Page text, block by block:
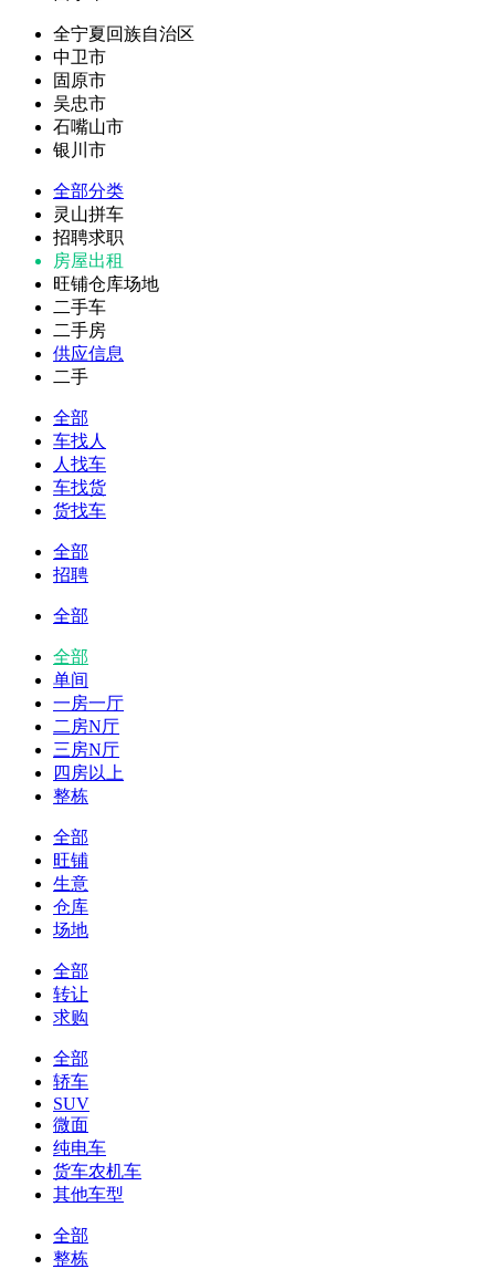
全宁夏回族自治区
中卫市
固原市
吴忠市
石嘴山市
银川市
全部分类
灵山拼车
招聘求职
房屋出租
旺铺仓库场地
二手车
二手房
供应信息
二手
全部
车找人
人找车
车找货
货找车
全部
招聘
全部
全部
单间
一房一厅
二房N厅
三房N厅
四房以上
整栋
全部
旺铺
生意
仓库
场地
全部
转让
求购
全部
轿车
SUV
微面
纯电车
货车农机车
其他车型
全部
整栋